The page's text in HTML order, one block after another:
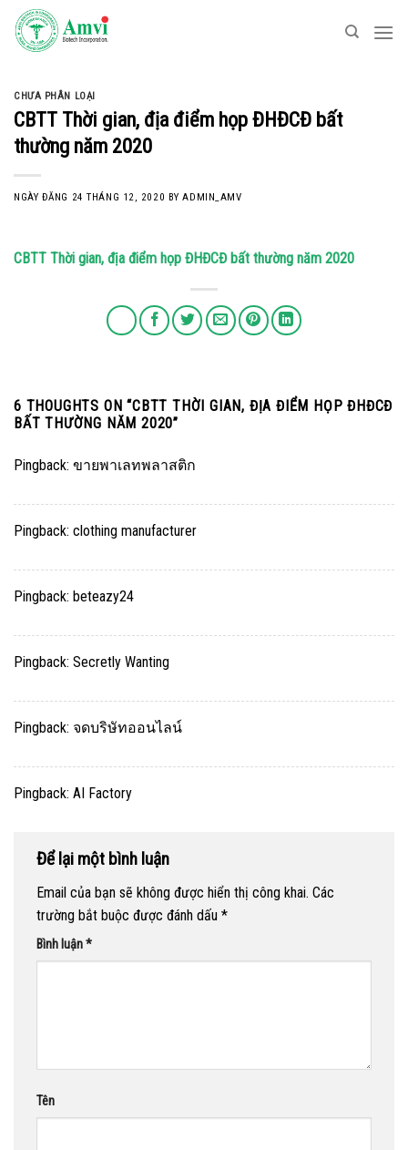
Skip
content
CHƯA PHÂN LOẠI
CBTT Thời gian, địa điểm họp ĐHĐCĐ bất
thường năm 2020
NGÀY ĐĂNG 24 THÁNG 12, 2020 BYADMIN_AMV
CBTT Thời gian, địa điểm họp ĐHĐCĐ bất thường năm 2020
6 THOUGHTS ON “CBTT THỜI GIAN, ĐỊA ĐIỂM HỌP ĐHĐCĐ
BẤT THƯỜNG NĂM 2020”
Pingback: ขายพาเลทพลาสติก
Pingback: clothing manufacturer
Pingback: beteazy24
Pingback: Secretly Wanting
Pingback: จดบริษัทออนไลน์
Pingback: AI Factory
Để lại một bình luận
Email của bạn sẽ không được hiển thị công khai. Các
trường bắt buộc được đánh dấu *
Bình luận*
Tên